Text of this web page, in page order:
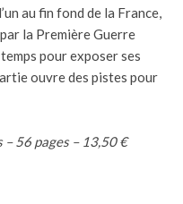
au fin fond de la France,
la Première Guerre
pour exposer ses
ouvre des pistes pour
56 pages – 13,50 €